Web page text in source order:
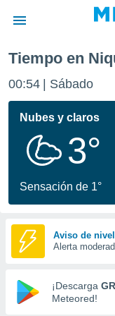
de
ha
calidad.
a este
las
y
forma
digital
basada
Tiempo en
00:54 Sábado
Nubes y claros
3°
Sensación de 1°
Aviso de
Alerta
¡Descarga
Meteored!